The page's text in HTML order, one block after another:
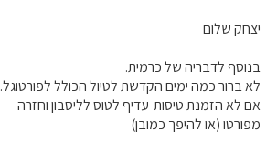
יצחק שלום
בנוסף לדבריה של כרמית.
לא ברור כמה ימים הקדשת לטיול הכולל לפורטוגל.
אם לא הזמנת טיסות-עדיף לטוס לליסבון וחזרה
מפורטו (או להיפך כמובן)